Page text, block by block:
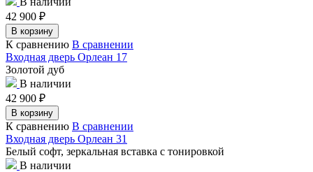
42 900 ₽
В корзину
К сравнению В сравнении
Входная дверь Орлеан 17
Золотой дуб
В наличии
42 900 ₽
В корзину
К сравнению В сравнении
Входная дверь Орлеан 31
Белый софт, зеркальная вставка с тонировкой
В наличии